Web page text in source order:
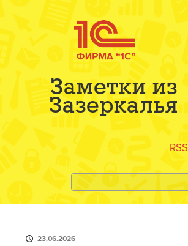
Заметки из
Зазеркалья
RSS
23.06.2026